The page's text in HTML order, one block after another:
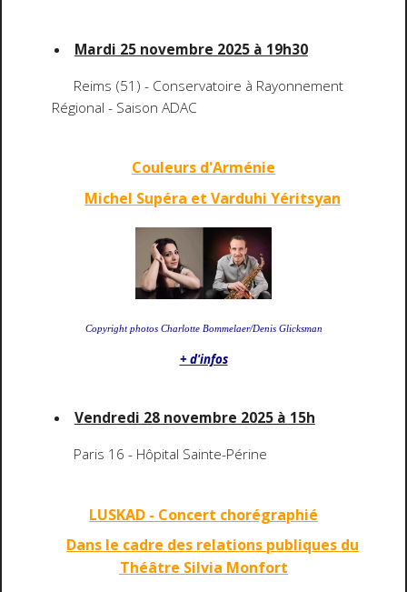
Mardi 25 novembre 2025 à 19h30
Reims (51) - Conservatoire à Rayonnement
Régional - Saison ADAC
Couleurs d'Arménie
Michel Supéra et Varduhi Yéritsyan
Copyright photos Charlotte Bommelaer/Denis Glicksman
+ d'infos
Vendredi 28 novembre 2025 à 15h
Paris 16 - Hôpital Sainte-Périne
LUSKAD - Concert chorégraphié
Dans le cadre des relations publiques du
Théâtre Silvia Monfort